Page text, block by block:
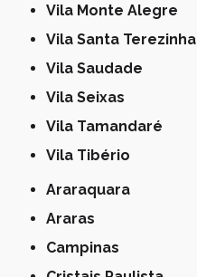
Vila Monte Alegre
Vila Santa Terezinha
Vila Saudade
Vila Seixas
Vila Tamandaré
Vila Tibério
Araraquara
Araras
Campinas